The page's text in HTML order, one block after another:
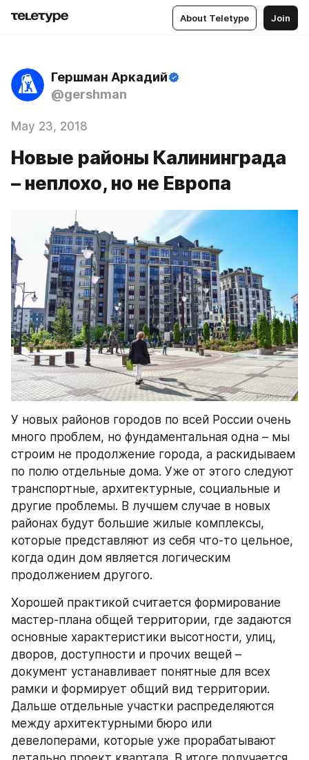
About Teletype Join
Гершман Аркадий
@gershman
May 23, 2018
Новые районы Калининграда
– неплохо, но не Европа
У новых районов городов по всей России очень
много проблем, но фундаментальная одна – мы
строим не продолжение города, а раскидываем
по полю отдельные дома. Уже от этого следуют
транспортные, архитектурные, социальные и
другие проблемы. В лучшем случае в новых
районах будут большие жилые комплексы,
которые представляют из себя что-то цельное,
когда один дом является логическим
продолжением другого.
Хорошей практикой считается формирование
мастер-плана общей территории, где задаются
основные характеристики высотности, улиц,
дворов, доступности и прочих вещей –
документ устанавливает понятные для всех
рамки и формирует общий вид территории.
Дальше отдельные участки распределяются
между архитектурными бюро или
девелоперами, которые уже прорабатывают